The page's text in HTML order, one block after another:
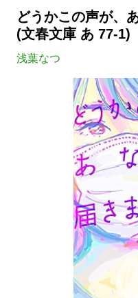
どうかこの声が、
(文春文庫 あ 77-1)
浅葉なつ